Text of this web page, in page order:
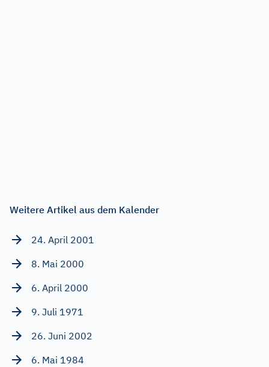
Weitere Artikel aus dem Kalender
24. April 2001
8. Mai 2000
6. April 2000
9. Juli 1971
26. Juni 2002
6. Mai 1984